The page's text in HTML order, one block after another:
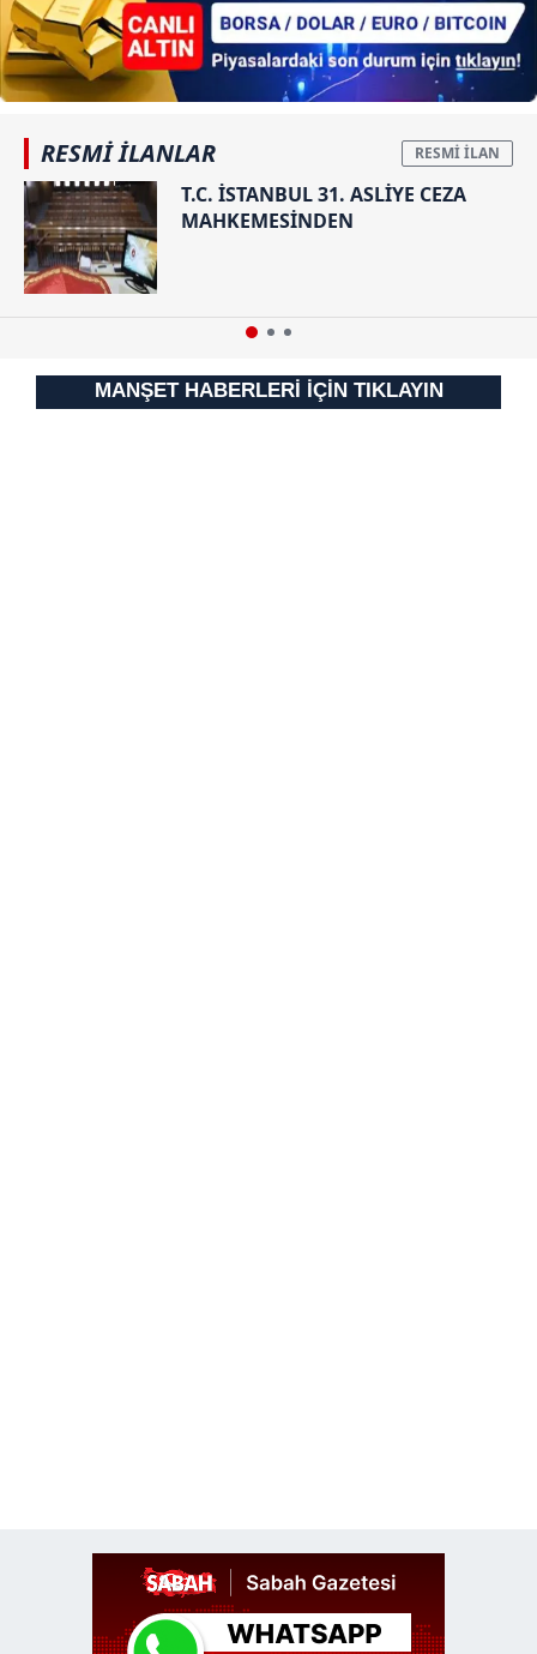
RESMİ İLANLAR
T.C. İSTANBUL 31. ASLİYE CEZA
MAHKEMESİNDEN
MANŞET HABERLERİ İÇİN TIKLAYIN